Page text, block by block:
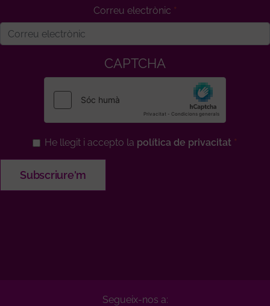
Correu electrònic
CAPTCHA
He llegit i accepto la política de privacitat
Segueix-nos a: